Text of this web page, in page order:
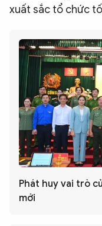
xuất sắc tổ chức
Phát huy vai trò
mới